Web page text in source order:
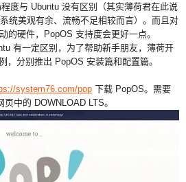
度与 Ubuntu 没有区别（其实薄荷君在此说
统美观有余、流畅不足相较而言）。而且对
的硬件，PopOS 支持度会更好一点。
有一定区别，为了帮助新手朋友，薄荷开
，分别推出 PopOS 安装篇和配置篇。
system76.com/pop 下载 PopOS。需要
中的 DOWNLOAD LTS。